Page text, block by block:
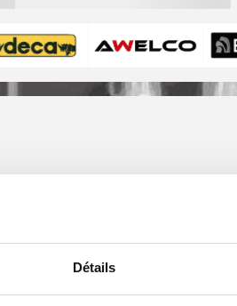
Détails